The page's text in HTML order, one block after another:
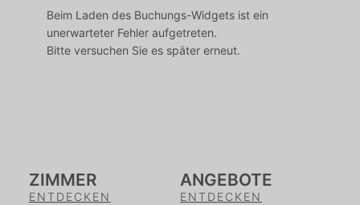
Beim Laden des Buchungs-Widgets ist ein
unerwarteter Fehler aufgetreten.
Bitte versuchen Sie es später erneut.
ZIMMER
ENTDECKEN
ANGEBOTE
ENTDECKEN